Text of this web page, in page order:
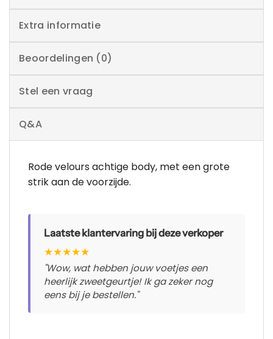
Extra informatie
Beoordelingen (0)
Stel een vraag
Q&A
Rode velours achtige body, met een grote
strik aan de voorzijde.
Laatste klantervaring bij deze verkoper
★★★★★
"Wow, wat hebben jouw voetjes een
heerlijk zweetgeurtje! Ik ga zeker nog
eens bij je bestellen."